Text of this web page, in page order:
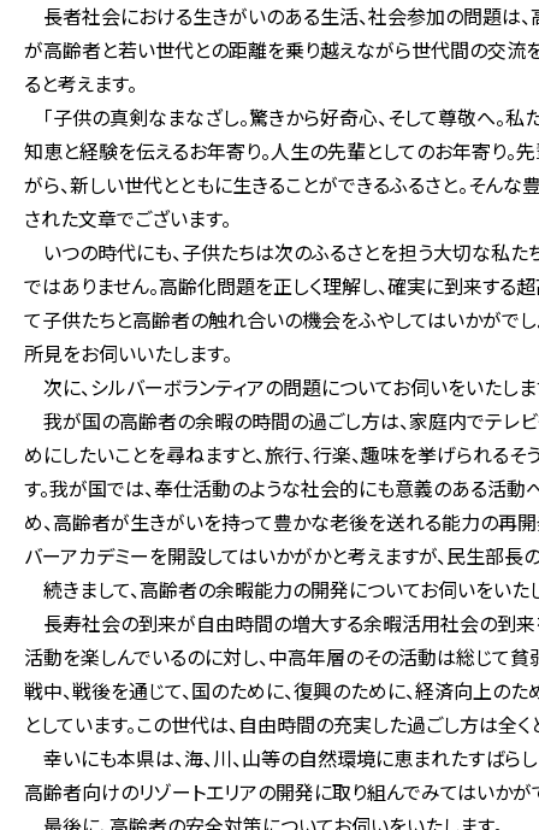
長者社会における生きがいのある生活、社会参加の問題は
が高齢者と若い世代との距離を乗り越えながら世代間の交流
ると考えます。
「子供の真剣なまなざし。驚きから好奇心、そして尊敬へ。
知恵と経験を伝えるお年寄り。人生の先輩としてのお年寄り
がら、新しい世代とともに生きることができるふるさと。そんな
された文章でございます。
いつの時代にも、子供たちは次のふるさとを担う大切な私た
ではありません。高齢化問題を正しく理解し、確実に到来す
て子供たちと高齢者の触れ合いの機会をふやしてはいかがでし
所見をお伺いいたします。
次に、シルバーボランティアの問題についてお伺いをいたしま
我が国の高齢者の余暇の時間の過ごし方は、家庭内でテレ
めにしたいことを尋ねますと、旅行、行楽、趣味を挙げられる
す。我が国では、奉仕活動のような社会的にも意義のある活
め、高齢者が生きがいを持って豊かな老後を送れる能力の再
バーアカデミーを開設してはいかがかと考えますが、民生部長
続きまして、高齢者の余暇能力の開発についてお伺いをいた
長寿社会の到来が自由時間の増大する余暇活用社会の到来
活動を楽しんでいるのに対し、中高年層のその活動は総じて貧
戦中、戦後を通じて、国のために、復興のために、経済向上の
としています。この世代は、自由時間の充実した過ごし方は全
幸いにも本県は、海、川、山等の自然環境に恵まれたすばら
高齢者向けのリゾートエリアの開発に取り組んでみてはいかが